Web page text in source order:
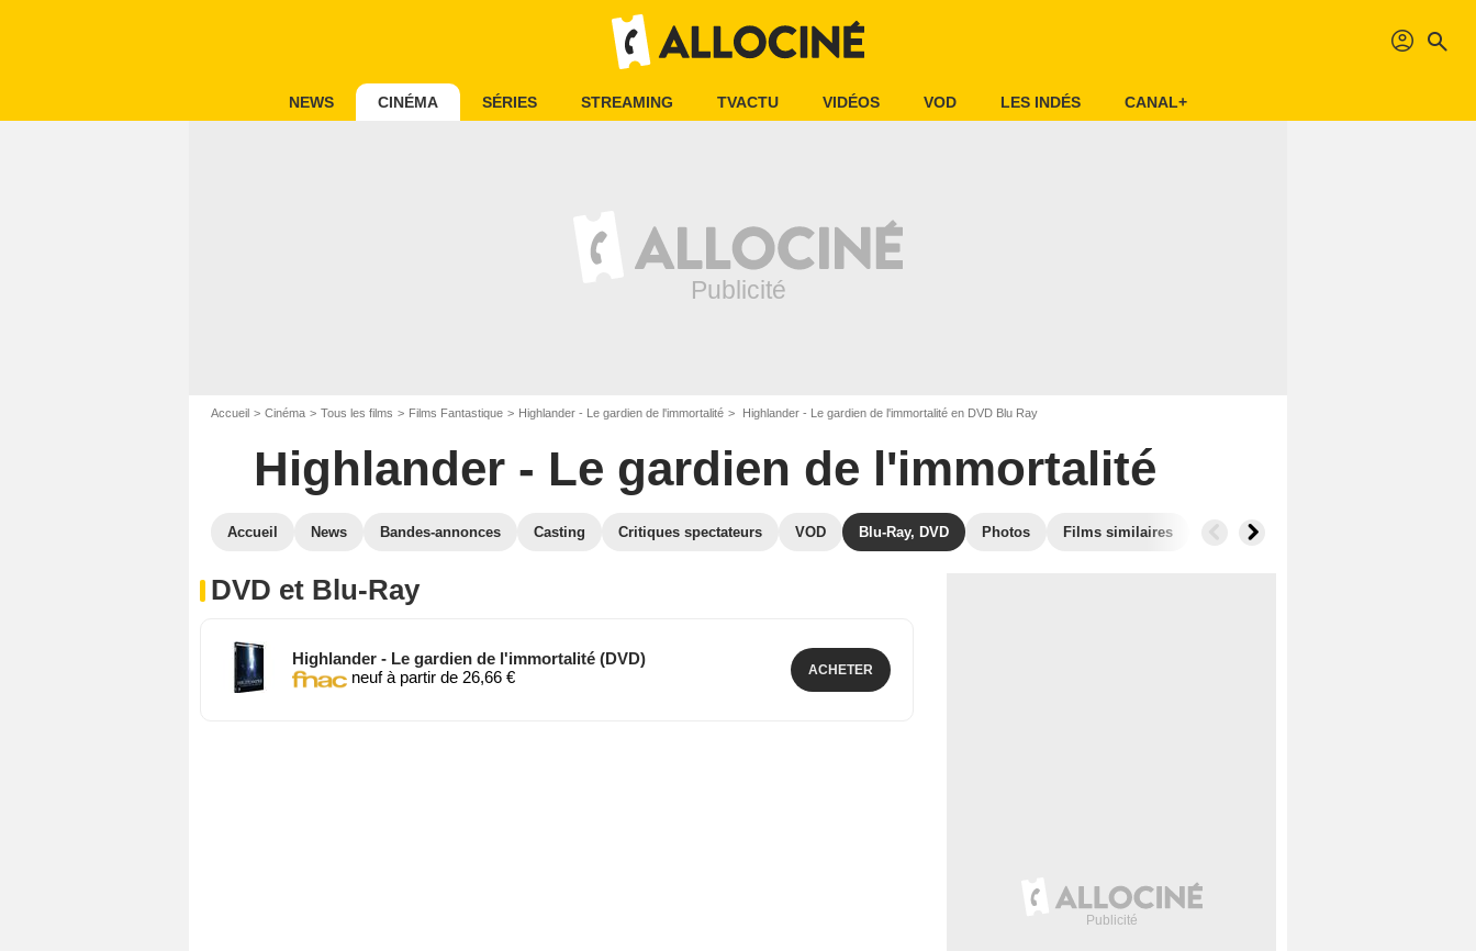
profil search
NEWS CINÉMA SÉRIES STREAMING TVACTU VIDÉOS VOD LES INDÉS CANAL+
Accueil Cinéma Tous les films Films Fantastique Highlander - Le gardien de l'immortalité Highlander - Le gardien de l'immortalité en DVD Blu Ray
Highlander - Le gardien de l'immortalité
Accueil News Bandes-annonces Casting Critiques spectateurs VOD Blu-Ray, DVD Photos Films similaires
DVD et Blu-Ray
Highlander - Le gardien de l'immortalité (DVD)
neuf à partir de 26,66 €
ACHETER